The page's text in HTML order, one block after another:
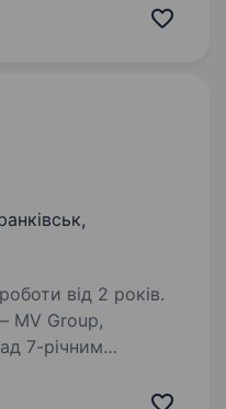
від 2 років.
7-річним
команда